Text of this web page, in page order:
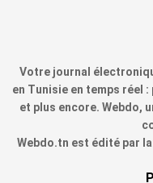
Votre journal
en Tunisie en temps réel
et plus encore. Webdo,
Webdo.tn est édité par la